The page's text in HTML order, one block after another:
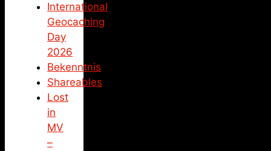
International
Geocaching
Day
2026
Bekenntnis
Shareables
Lost
in
MV
–